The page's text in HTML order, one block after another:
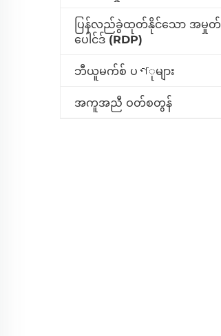
ပြန်လည်ခွဲထုတ်နိုင်သော အမှုတ်
ပေါင်ဒ် (RDP)
ဘီယူမက်စ် ပণုများ
အကူအညီ ဝတ်စတွန်